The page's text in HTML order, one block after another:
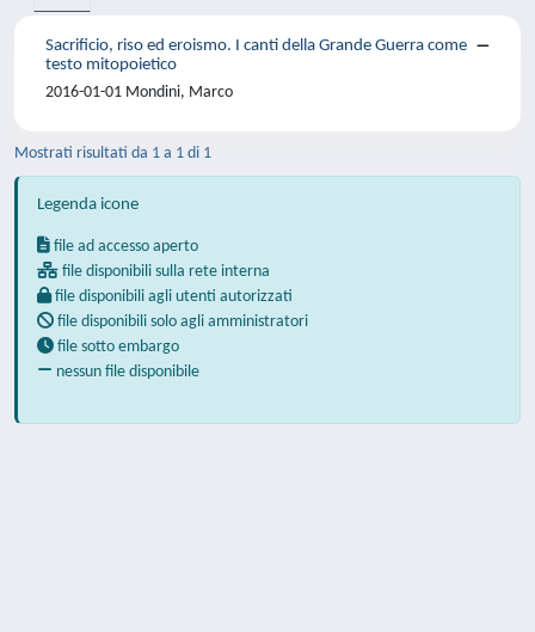
Sacrificio, riso ed eroismo. I canti della Grande Guerra come
testo mitopoietico
2016-01-01 Mondini, Marco
Mostrati risultati da 1 a 1 di 1
Legenda icone
file ad accesso aperto
file disponibili sulla rete interna
file disponibili agli utenti autorizzati
file disponibili solo agli amministratori
file sotto embargo
nessun file disponibile